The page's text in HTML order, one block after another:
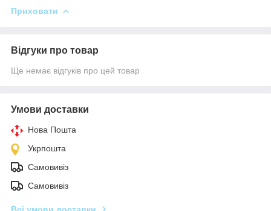
Приховати
Відгуки про товар
Ще немає відгуків про цей товар
Умови доставки
Нова Пошта
Укрпошта
Самовивіз
Самовивіз
Всі умови доставки